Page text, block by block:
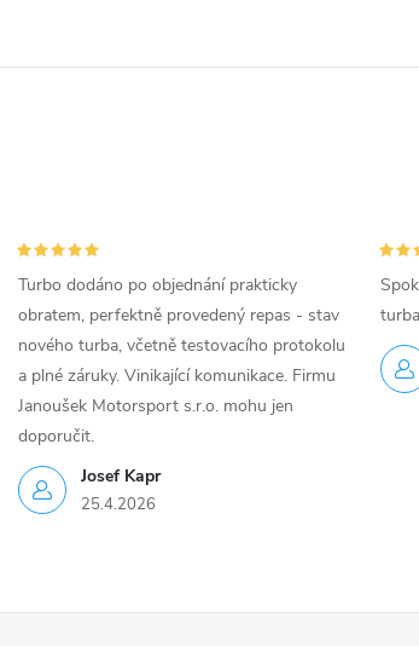
Josef Kapr
25.4.2026
Turbo dodáno po objednání prakticky
obratem, perfektně provedený repas - stav
nového turba, včetně testovacího protokolu
a plné záruky. Vinikající komunikace. Firmu
Janoušek Motorsport s.r.o. mohu jen
doporučit.